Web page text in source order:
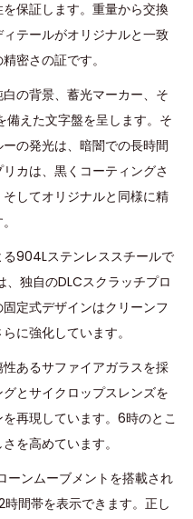
保証します。重量から交換
テールがオリジナルと一致
密さの証です。
の背景、蓄光マーカー、そ
備えた文字盤を呈します。そ
の発光は、暗闇での長時間
カは、黒くコーティングさ
してオリジナルと同様に精
904Lステンレススチールで
独自のDLCスクラッチプロ
定式デザインはクリーンフ
に強化しています。
あるサファイアガラスを採
とサイクロップスレンズを
再現しています。6時のとこ
を高めています。
ーンムーブメントを搭載され
間帯を表示できます。正し